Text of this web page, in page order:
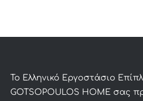
To Ελληνικό Εργοστάσιο
GOTSOPOULOS HOME σας